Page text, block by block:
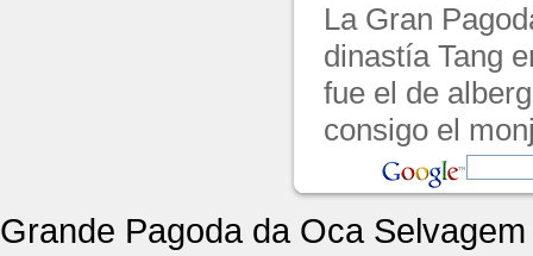
La Gran
dinastía Tang
fue el de
consigo el
Grande Pagoda da Oca